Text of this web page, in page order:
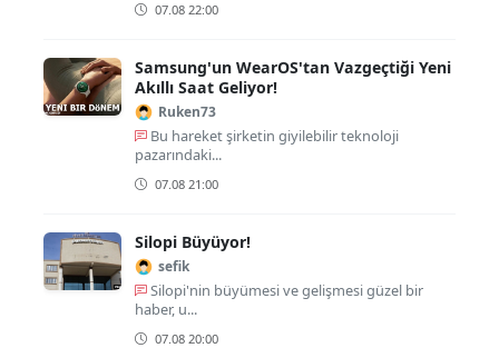
07.08 22:00
Samsung'un WearOS'tan Vazgeçtiği Yeni
Akıllı Saat Geliyor!
Ruken73
Bu hareket şirketin giyilebilir teknoloji
pazarındaki...
07.08 21:00
Silopi Büyüyor!
sefik
Silopi'nin büyümesi ve gelişmesi güzel bir
haber, u...
07.08 20:00